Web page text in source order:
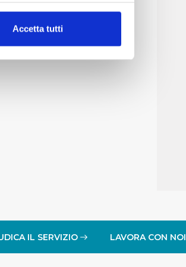
(impronte
le finalità sopra indicate.
Accetta tutti
IL SERVIZIO LAVORA CON NOI